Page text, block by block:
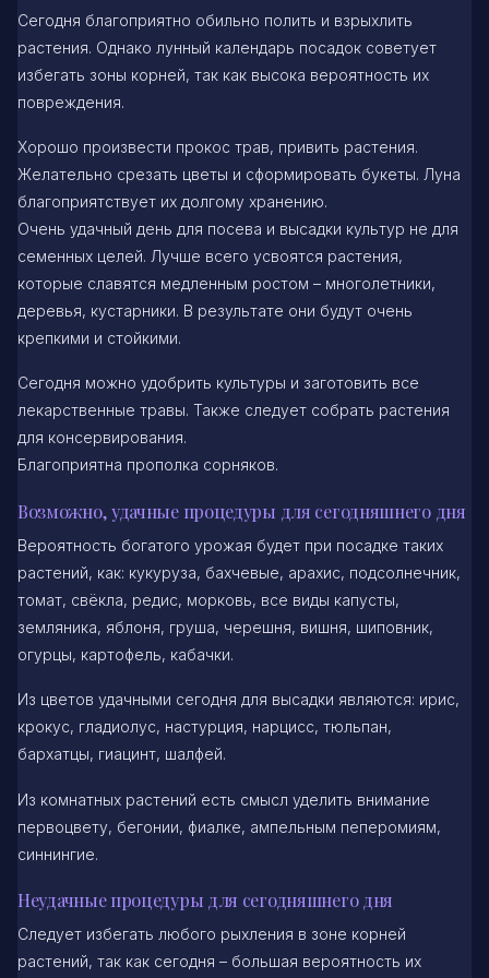
Сегодня благоприятно обильно полить и взрыхлить
растения. Однако лунный календарь посадок советует
избегать зоны корней, так как высока вероятность их
повреждения.
Хорошо произвести прокос трав, привить растения.
Желательно срезать цветы и сформировать букеты. Луна
благоприятствует их долгому хранению.
Очень удачный день для посева и высадки культур не для
семенных целей. Лучше всего усвоятся растения,
которые славятся медленным ростом – многолетники,
деревья, кустарники. В результате они будут очень
крепкими и стойкими.
Сегодня можно удобрить культуры и заготовить все
лекарственные травы. Также следует собрать растения
для консервирования.
Благоприятна прополка сорняков.
Возможно, удачные процедуры для сегодняшнего дня
Вероятность богатого урожая будет при посадке таких
растений, как: кукуруза, бахчевые, арахис, подсолнечник,
томат, свёкла, редис, морковь, все виды капусты,
земляника, яблоня, груша, черешня, вишня, шиповник,
огурцы, картофель, кабачки.
Из цветов удачными сегодня для высадки являются: ирис,
крокус, гладиолус, настурция, нарцисс, тюльпан,
бархатцы, гиацинт, шалфей.
Из комнатных растений есть смысл уделить внимание
первоцвету, бегонии, фиалке, ампельным пеперомиям,
синнингие.
Неудачные процедуры для сегодняшнего дня
Следует избегать любого рыхления в зоне корней
растений, так как сегодня – большая вероятность их